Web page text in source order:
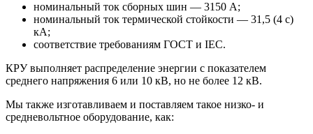
номинальный ток сборных шин — 3150 А;
номинальный ток термической стойкости — 31,5 (4 с)
кА;
соответствие требованиям ГОСТ и IEC.
КРУ выполняет распределение энергии с показателем
среднего напряжения 6 или 10 кВ, но не более 12 кВ.
Мы также изготавливаем и поставляем такое низко- и
средневольтное оборудование, как: